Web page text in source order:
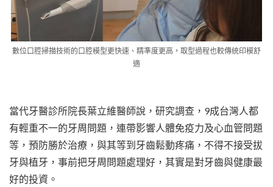
數位口腔掃描技術的口腔模型更快速、精準度更高，取型過程也較傳統印模舒
適
當代牙醫診所院長葉立維醫師說，研究調查，9成台灣人都
有輕重不一的牙周問題，連帶影響人體免疫力及心血管問題
等，預防勝於治療，與其等到牙齒鬆動疼痛，不得不接受拔
牙與植牙，事前把牙周問題處理好，其實是對牙齒與健康最
好的投資。